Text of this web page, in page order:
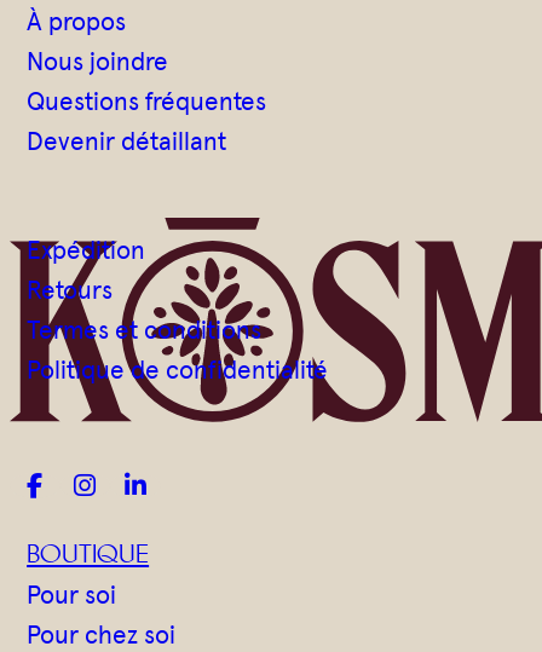
Savons sur corde
Argiles
Crèmes visages
Gommages
Huiles à massage
Hydratants
Savons en barre
À propos
Nous joindre
Questions fréquentes
Devenir détaillant
Expédition
Retours
Termes et conditions
Politique de confidentialité
  
BOUTIQUE
Pour soi
Pour chez soi